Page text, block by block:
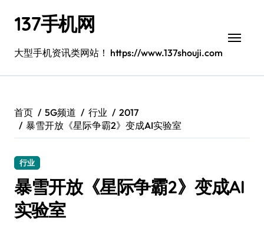
137手机网
大型手机资讯类网站！ https://www.137shouji.com
首页 5G频道 行业
2017
暴雪开放《星际争霸2》变成AI实验室
行业
暴雪开放《星际争霸2》变成AI
实验室